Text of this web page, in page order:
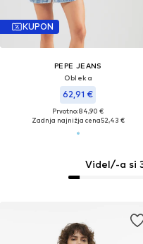
KUPON
PEPE JEANS
Obleka
62,91 €
Prvotno: 84,90 €
Zadnja najnižja cena52,43 €
Videl/-a si